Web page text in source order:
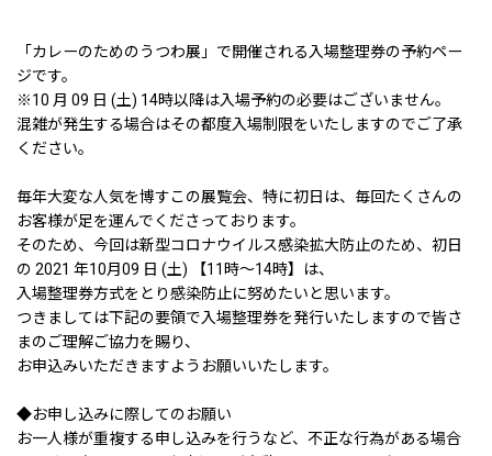
「カレーのためのうつわ展」で開催される入場整理券の予約ペー
ジです。
※10 月 09 日 (土) 14時以降は入場予約の必要はございません。
混雑が発生する場合はその都度入場制限をいたしますのでご了承
ください。
毎年大変な人気を博すこの展覧会、特に初日は、毎回たくさんの
お客様が足を運んでくださっております。
そのため、今回は新型コロナウイルス感染拡大防止のため、初日
の 2021 年10月09 日 (土) 【11時〜14時】は、
入場整理券方式をとり感染防止に努めたいと思います。
つきましては下記の要領で入場整理券を発行いたしますので皆さ
まのご理解ご協力を賜り、
お申込みいただきますようお願いいたします。
◆お申し込みに際してのお願い
お一人様が重複する申し込みを行うなど、不正な行為がある場合